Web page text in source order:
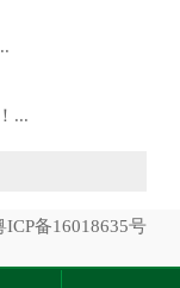
...
ICP备16018635号